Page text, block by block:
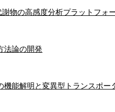
物の高感度分析プラットフォ
法論の開発
能解明と変異型トランスポー